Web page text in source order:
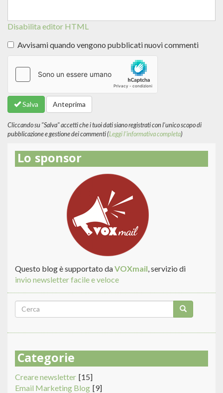
Disabilita editor HTML
informazioni
formati
del
Avvisami quando vengono pubblicati nuovi commenti
Salva Anteprima
Cliccando su "Salva" accetti che i tuoi dati siano registrati con l'unico scopo di
pubblicazione e gestione dei commenti (Leggi l'informativa completa)
Lo sponsor
Questo blog è supportato daVOXmail, servizio di
invio newsletter facile e veloce
Form
di
ricerca
Categorie
Creare newsletter [15]
Email Marketing Blog [9]